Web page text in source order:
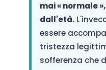
mai « normale
dall'età.
essere
tristezza
sofferenza che